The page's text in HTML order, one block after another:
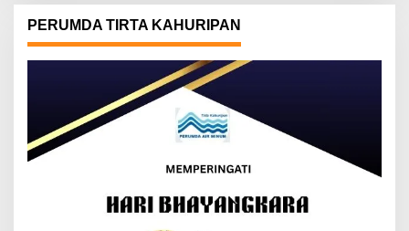
PERUMDA TIRTA KAHURIPAN